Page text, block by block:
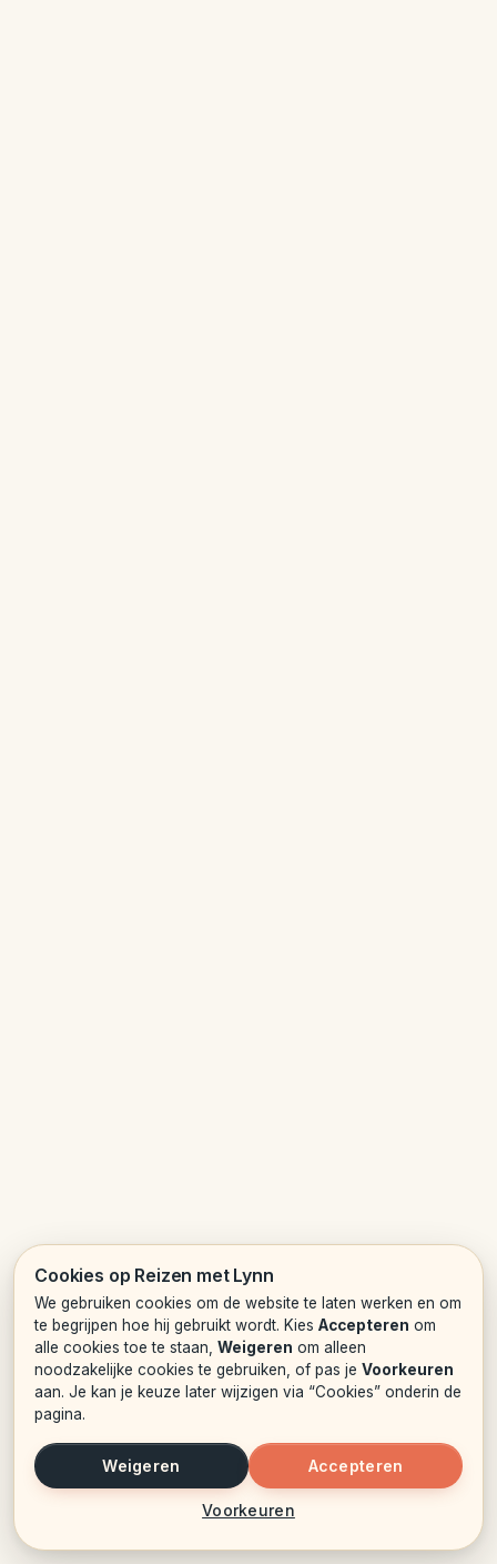
Cookies op Reizen met Lynn
We gebruiken cookies om de website te laten werken en om
te begrijpen hoe hij gebruikt wordt. Kies Accepteren om
alle cookies toe te staan, Weigeren om alleen
noodzakelijke cookies te gebruiken, of pas je Voorkeuren
aan. Je kan je keuze later wijzigen via “Cookies” onderin de
pagina.
Weigeren
Voorkeuren
Accepteren